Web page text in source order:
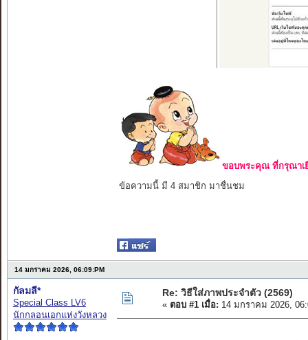
ขอบพระคุณ ที่กรุณาเ
ข้อความนี้ มี 4 สมาชิก มาชื่นชม
14 มกราคม 2026, 06:09:PM
กัลมลี*
Special Class LV6
นักกลอนเอกแห่งวังหลวง
Re: วิธีใส่ภาพประจำตัว (2569)
« ตอบ #1 เมื่อ: 14 มกราคม 2026,